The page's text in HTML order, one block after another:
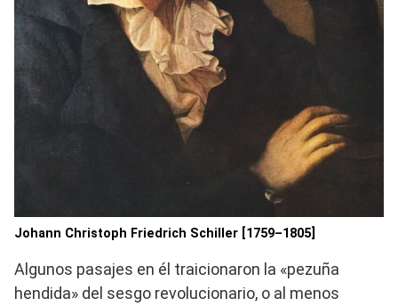
Johann Christoph Friedrich Schiller [1759–1805]
Algunos pasajes en él traicionaron la «pezuña
hendida» del sesgo revolucionario, o al menos